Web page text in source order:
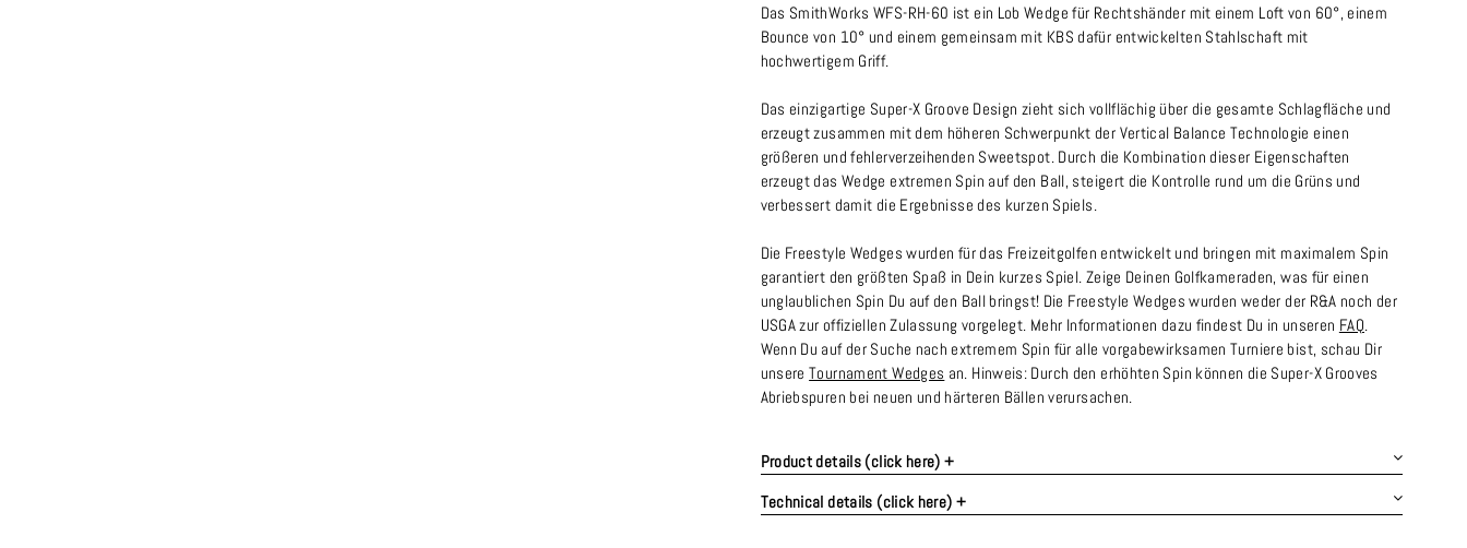
Das SmithWorks WFS-RH-60 ist ein Lob Wedge für Rechtshänder mit einem Loft von 60°, einem
Bounce von 10° und einem gemeinsam mit KBS dafür entwickelten Stahlschaft mit
hochwertigem Griff.
Das einzigartige Super-X Groove Design zieht sich vollflächig über die gesamte Schlagfläche und
erzeugt zusammen mit dem höheren Schwerpunkt der Vertical Balance Technologie einen
größeren und fehlerverzeihenden Sweetspot. Durch die Kombination dieser Eigenschaften
erzeugt das Wedge extremen Spin auf den Ball, steigert die Kontrolle rund um die Grüns und
verbessert damit die Ergebnisse des kurzen Spiels.
Die Freestyle Wedges wurden für das Freizeitgolfen entwickelt und bringen mit maximalem Spin
garantiert den größten Spaß in Dein kurzes Spiel. Zeige Deinen Golfkameraden, was für einen
unglaublichen Spin Du auf den Ball bringst! Die Freestyle Wedges wurden weder der R&A noch der
USGA zur offiziellen Zulassung vorgelegt. Mehr Informationen dazu findest Du in unseren FAQ.
Wenn Du auf der Suche nach extremem Spin für alle vorgabewirksamen Turniere bist, schau Dir
unsereTournament Wedges an. Hinweis: Durch den erhöhten Spin können die Super-X Grooves
Abriebspuren bei neuen und härteren Bällen verursachen.
Product details (click here) +
Technical details (click here) +